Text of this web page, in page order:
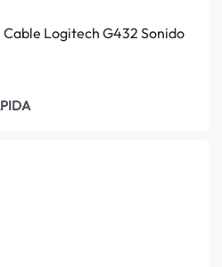
Logitech G432 Sonido